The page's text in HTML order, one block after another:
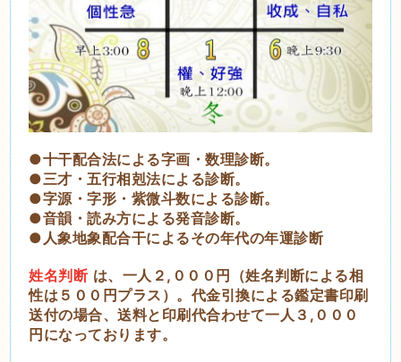
●十干配合法による字画・数理診断。
●三才・五行相剋法による診断。
●字源・字形・紫微斗数による診断。
●音韻・読み方による発音診断。
●人象地象配合干によるその年代の年運診断
姓名判断 は、一人２,０００円（姓名判断による相
性は５００円プラス）。代金引換による鑑定書印刷
送付の場合、送料と印刷代合わせて一人３,０００
円になっております。